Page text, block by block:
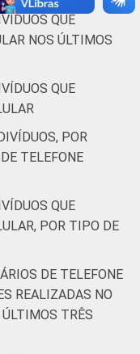
98 77
97
97 55
QUE
NOS ÚLTIMOS
QUE
POR
TELEFONE
QUE
POR TIPO DE
DE TELEFONE
REALIZADAS NO
TRÊS